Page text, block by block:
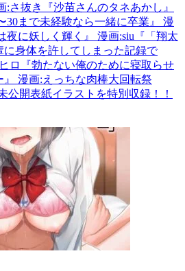
:さ抜き『沙苗さんのタネあかし』
30まで未経験なら一緒に卒業』 漫
夜に妖しく輝く』 漫画:siu『「翔太
身体を許してしまった記録で
ロ『勃たない俺のために寝取らせ
漫画:えっちな肉棒大回転祭
公開表紙イラストを特別収録！！